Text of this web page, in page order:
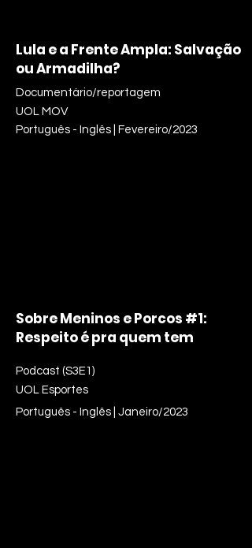
Lula e a Frente Ampla: Salvação
ou Armadilha?
Documentário/reportagem
UOL MOV
Português - Inglês | Fevereiro/2023
Sobre Meninos e Porcos #1:
Respeito é pra quem tem
Podcast (S3E1)
UOL Esportes
Português - Inglês | Janeiro/2023